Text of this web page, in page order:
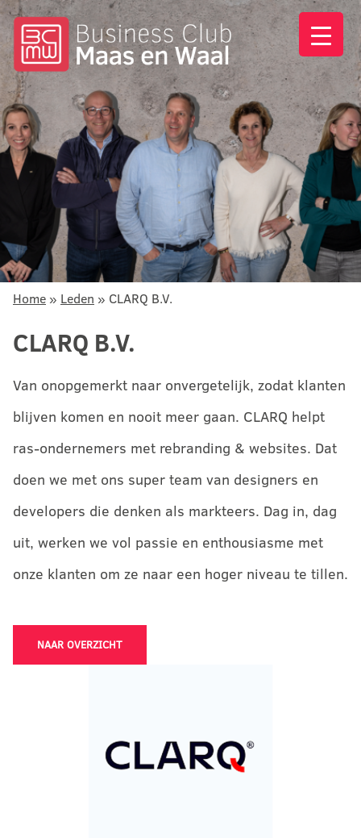
Home » Leden » CLARQ B.V.
CLARQ B.V.
Van onopgemerkt naar onvergetelijk, zodat klanten
blijven komen en nooit meer gaan. CLARQ helpt
ras-ondernemers met rebranding & websites. Dat
doen we met ons super team van designers en
developers die denken als markteers. Dag in, dag
uit, werken we vol passie en enthousiasme met
onze klanten om ze naar een hoger niveau te tillen.
NAAR OVERZICHT